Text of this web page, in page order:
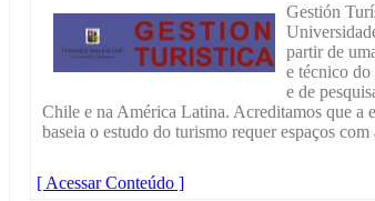
Gestión
partir de
e técnico
e de
Chile e na América Latina. Acreditamos que a
baseia o estudo do turismo requer espaços
[ Acessar Conteúdo ]